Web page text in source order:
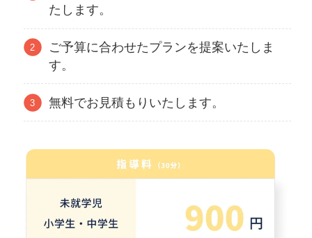
たします。
ご予算に合わせたプランを提案いたしま
す。
無料でお見積もりいたします。